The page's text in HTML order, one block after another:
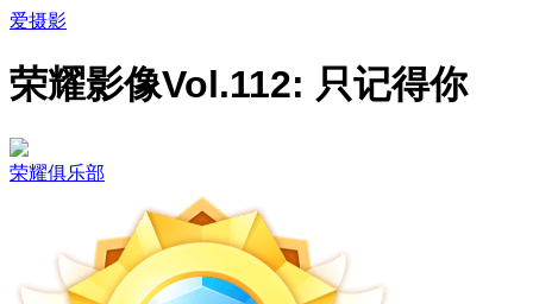
爱摄影
荣耀影像Vol.112: 只记得你
荣耀俱乐部